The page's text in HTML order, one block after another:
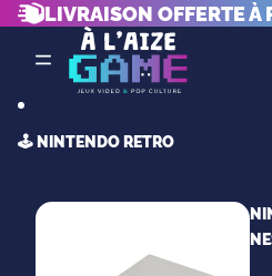
LIVRAISON OFFERTE À
🕹️ NINTENDO RETRO